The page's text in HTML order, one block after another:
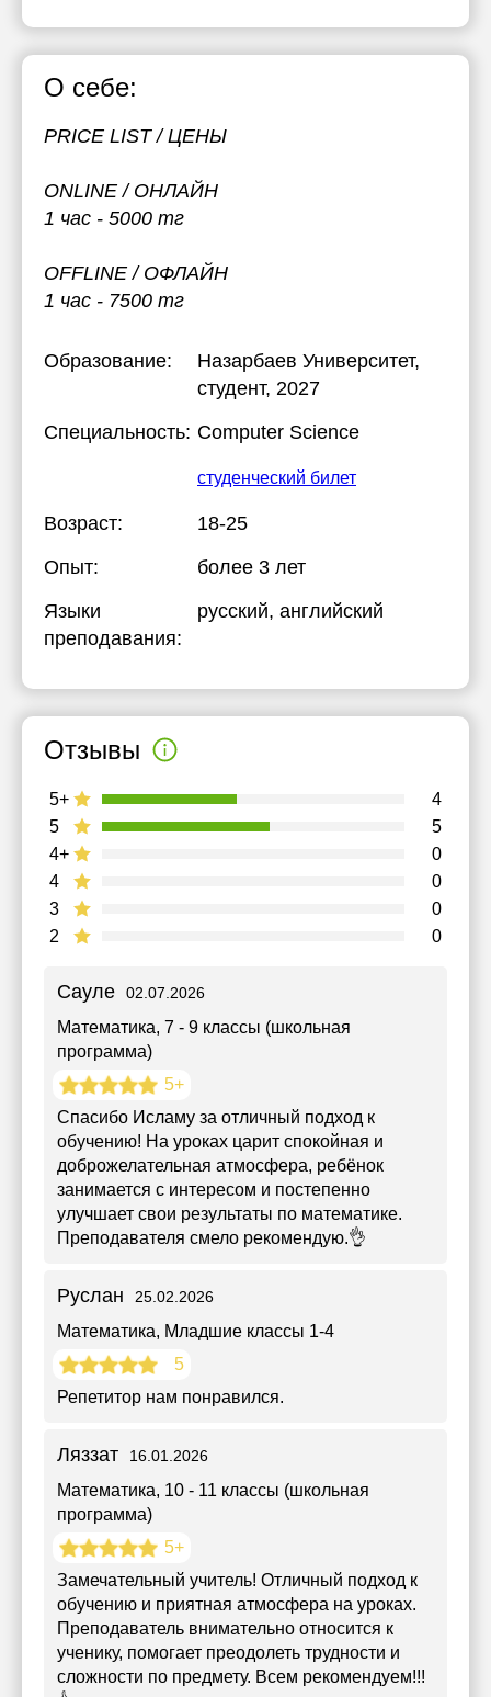
О себе:
PRICE LIST / ЦЕНЫ
ONLINE / ОНЛАЙН
1 час - 5000 тг
OFFLINE / ОФЛАЙН
1 час - 7500 тг
Образование: Назарбаев Университет,
студент, 2027
Специальность: Computer Science
студенческий билет
Возраст:
18-25
Опыт:
более 3 лет
Языки
преподавания:
русский, английский
Отзывы
2 0
3 0
4 0
4+ 0
5 5
5+ 4
Сауле 02.07.2026
Математика, 7 - 9 классы (школьная
программа)
5+
Спасибо Исламу за отличный подход к
обучению! На уроках царит спокойная и
доброжелательная атмосфера, ребёнок
занимается с интересом и постепенно
улучшает свои результаты по математике.
Преподавателя смело рекомендую.👌
Руслан 25.02.2026
Математика, Младшие классы 1-4
5
Репетитор нам понравился.
Ляззат 16.01.2026
Математика, 10 - 11 классы (школьная
программа)
5+
Замечательный учитель! Отличный подход к
обучению и приятная атмосфера на уроках.
Преподаватель внимательно относится к
ученику, помогает преодолеть трудности и
сложности по предмету. Всем рекомендуем!!!